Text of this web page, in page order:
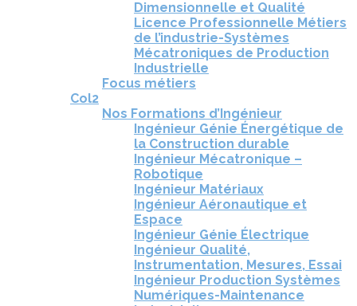
Dimensionnelle et Qualité
Licence Professionnelle Métiers
de l’industrie-Systèmes
Mécatroniques de Production
Industrielle
Focus métiers
Col2
Nos Formations d’Ingénieur
Ingénieur Génie Énergétique de
la Construction durable
Ingénieur Mécatronique –
Robotique
Ingénieur Matériaux
Ingénieur Aéronautique et
Espace
Ingénieur Génie Électrique
Ingénieur Qualité,
Instrumentation, Mesures, Essai
Ingénieur Production Systèmes
Numériques-Maintenance